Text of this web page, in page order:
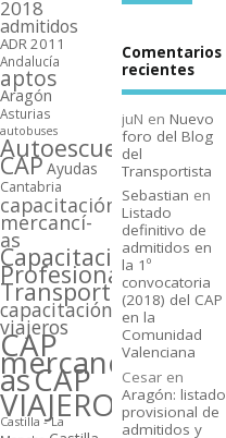
2018
admitidos
ADR 2011
Andalucí­a
aptos
Aragón
Asturias
autobuses
Autoescuelas
CAPAyudas
Cantabria
capacitación
mercancí­
as
Capacitación
Profesional
Transporte
capacitación
viajeros
CAP
mercancí­
asCAP
VIAJEROS
Castilla - La
Comentarios
recientes
juN en Nuevo
foro del Blog
del
Transportista
Sebastian en
Listado
definitivo de
admitidos en
la 1º
convocatoria
(2018) del CAP
en la
Comunidad
Valenciana
Cesaren
Aragón: listado
provisional de
admitidos y